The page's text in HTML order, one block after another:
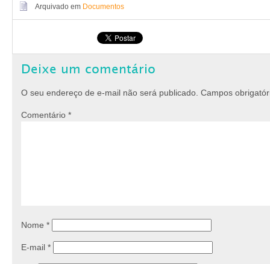
Arquivado em Documentos
Deixe um comentário
O seu endereço de e-mail não será publicado. Campos
Comentário *
Nome *
E-mail *